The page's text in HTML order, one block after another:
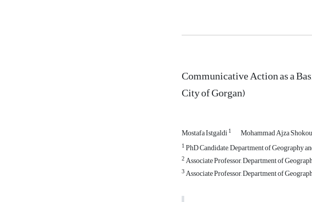
Communicative Action as a
City of Gorgan)
Mostafa Istgaldi1 Mohammad Ajza
1PhD Candidate, Department of Geography
2Associate Professor, Department of
3Associate Professor, Department of